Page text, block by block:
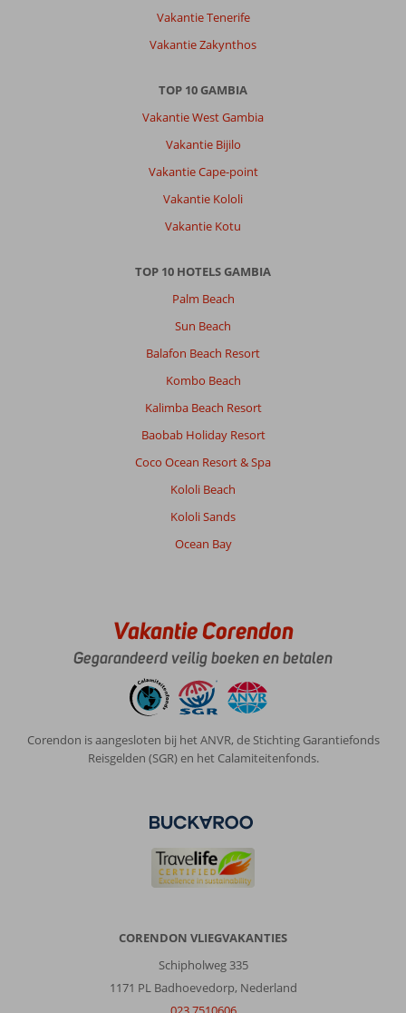
Vakantie Tenerife
Vakantie Zakynthos
TOP 10 GAMBIA
Vakantie West Gambia
Vakantie Bijilo
Vakantie Cape-point
Vakantie Kololi
Vakantie Kotu
TOP 10 HOTELS GAMBIA
Palm Beach
Sun Beach
Balafon Beach Resort
Kombo Beach
Kalimba Beach Resort
Baobab Holiday Resort
Coco Ocean Resort & Spa
Kololi Beach
Kololi Sands
Ocean Bay
Vakantie Corendon
Gegarandeerd veilig boeken en betalen
Corendon is aangesloten bij het ANVR, de Stichting Garantiefonds
Reisgelden (SGR) en het Calamiteitenfonds.
CORENDON VLIEGVAKANTIES
Schipholweg 335
1171 PL Badhoevedorp, Nederland